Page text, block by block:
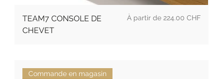
TEAM7 CONSOLE DE
CHEVET
À partir de 224.00 CHF
Prix promotionnel
Commande en magasin